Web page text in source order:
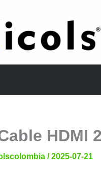
HDMI
/2025-07-21